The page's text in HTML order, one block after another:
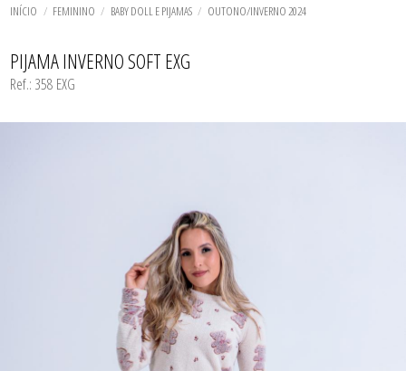
TODOS DE LORAZA PLUS SIZE
TODOS DE CALCINHA AVULSA
TODOS DE CAMISOLA
BIQUINIS
CONJUNTOS
SUTIÃS
INÍCIO FEMININO BABY DOLL E PIJAMAS OUTONO/INVERNO 2024
PIJAMA INVERNO SOFT EXG
Ref.: 358 EXG